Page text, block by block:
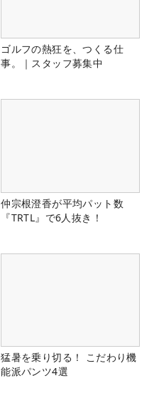
ゴルフの熱狂を、つくる仕
事。｜スタッフ募集中
仲宗根澄香が平均パット数
『TRTL』で6人抜き！
猛暑を乗り切る！ こだわり機
能派パンツ4選